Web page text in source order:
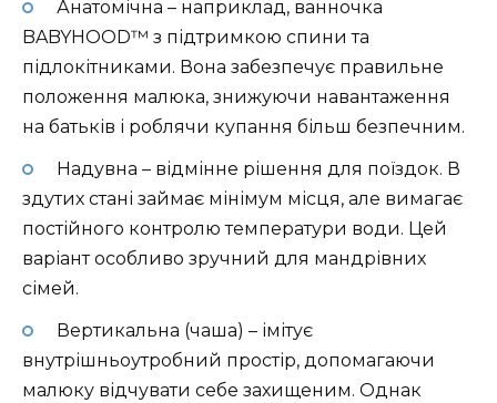
Анатомічна – наприклад, ванночка
BABYHOOD™ з підтримкою спини та
підлокітниками. Вона забезпечує правильне
положення малюка, знижуючи навантаження
на батьків і роблячи купання більш безпечним.
Надувна – відмінне рішення для поїздок. В
здутих стані займає мінімум місця, але вимагає
постійного контролю температури води. Цей
варіант особливо зручний для мандрівних
сімей.
Вертикальна (чаша) – імітує
внутрішньоутробний простір, допомагаючи
малюку відчувати себе захищеним. Однак